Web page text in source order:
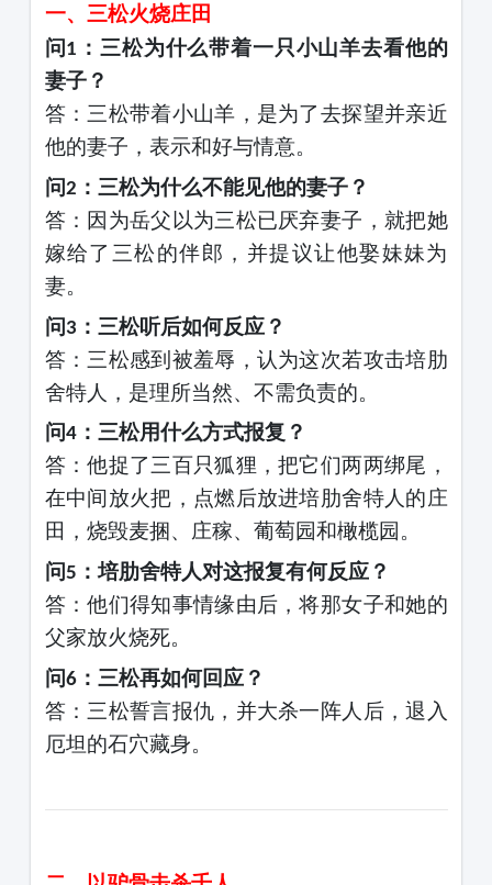
一、三松火烧庄田
问 1 ：三松为什么带着一只小山羊去看他的
妻子？
答：三松带着小山羊，是为了去探望并亲近
他的妻子，表示和好与情意。
问2 ：三松为什么不能见他的妻子？
答：因为岳父以为三松已厌弃妻子，就把她
嫁给了三松的伴郎，并提议让他娶妹妹为
妻。
问3 ：三松听后如何反应？
答：三松感到被羞辱，认为这次若攻击培肋
舍特人，是理所当然、不需负责的。
问4：三松用什么方式报复？
答：他捉了三百只狐狸，把它们两两绑尾，
在中间放火把，点燃后放进培肋舍特人的庄
田，烧毁麦捆、庄稼、葡萄园和橄榄园。
问5 ：培肋舍特人对这报复有何反应？
答：他们得知事情缘由后，将那女子和她的
父家放火烧死。
问6：三松再如何回应？
答：三松誓言报仇，并大杀一阵人后，退入
厄坦的石穴藏身。